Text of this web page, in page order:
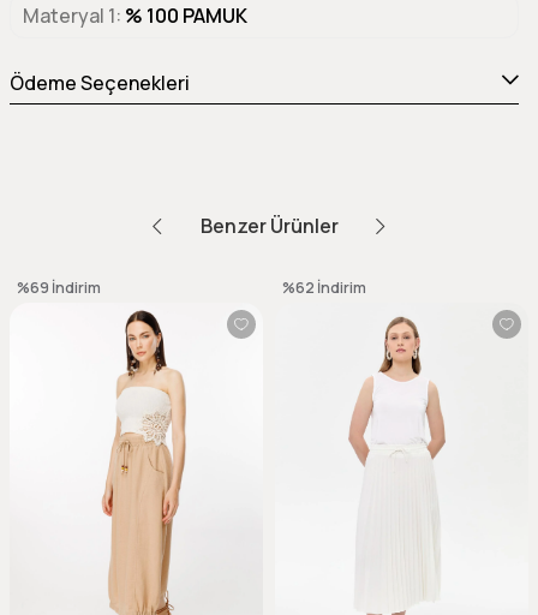
Materyal 1 % 100 PAMUK
Ödeme Seçenekleri
Benzer Ürünler
%69 İndirim %62 İndirim